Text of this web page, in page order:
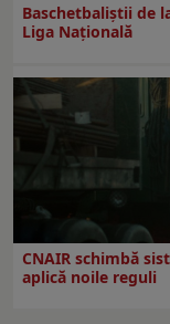
Baschetbaliștii de
Liga Națională
CNAIR schimbă
aplică noile reguli